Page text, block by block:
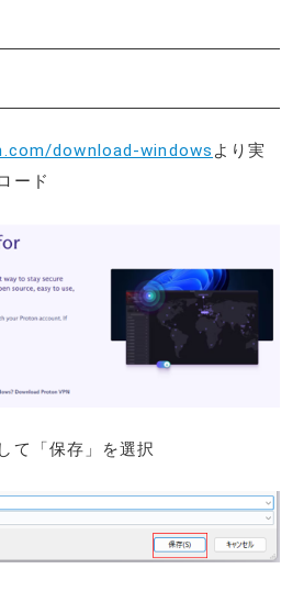
download-windows より実
ード
て「保存」を選択